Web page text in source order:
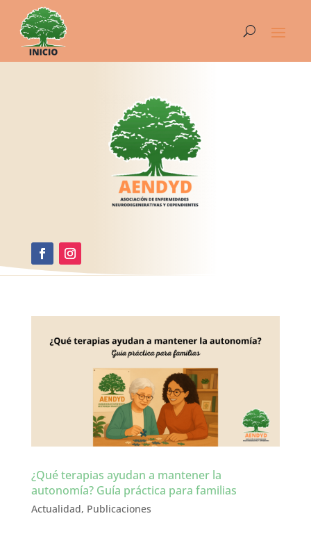
¿Qué terapias ayudan a mantener la
autonomía? Guía práctica para familias
Actualidad, Publicaciones